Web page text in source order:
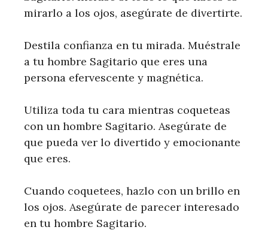
mirarlo a los ojos, asegúrate de divertirte.
Destila confianza en tu mirada. Muéstrale
a tu hombre Sagitario que eres una
persona efervescente y magnética.
Utiliza toda tu cara mientras coqueteas
con un hombre Sagitario. Asegúrate de
que pueda ver lo divertido y emocionante
que eres.
Cuando coquetees, hazlo con un brillo en
los ojos. Asegúrate de parecer interesado
en tu hombre Sagitario.